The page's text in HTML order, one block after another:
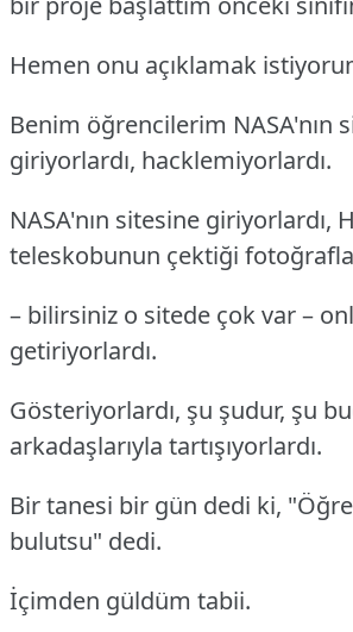
Hemen onu açıklamak
Benim öğrencilerim NASA'nın
giriyorlardı, hacklemiyorlardı.
NASA'nın sitesine giriyorlardı,
teleskobunun çektiği
– bilirsiniz o sitede çok var –
getiriyorlardı.
Gösteriyorlardı, şu şudur, şu
arkadaşlarıyla tartışıyorlardı.
Bir tanesi bir gün dedi ki,
bulutsu" dedi.
İçimden güldüm tabii.